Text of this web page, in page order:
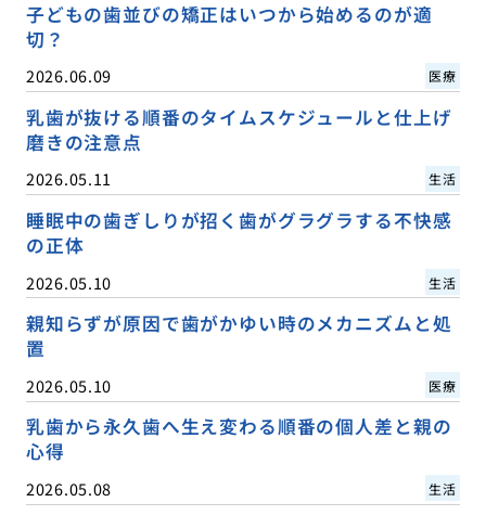
子どもの歯並びの矯正はいつから始めるのが適
切？
2026.06.09 医療
乳歯が抜ける順番のタイムスケジュールと仕上げ
磨きの注意点
2026.05.11 生活
睡眠中の歯ぎしりが招く歯がグラグラする不快感
の正体
2026.05.10 生活
親知らずが原因で歯がかゆい時のメカニズムと処
置
2026.05.10 医療
乳歯から永久歯へ生え変わる順番の個人差と親の
心得
2026.05.08 生活